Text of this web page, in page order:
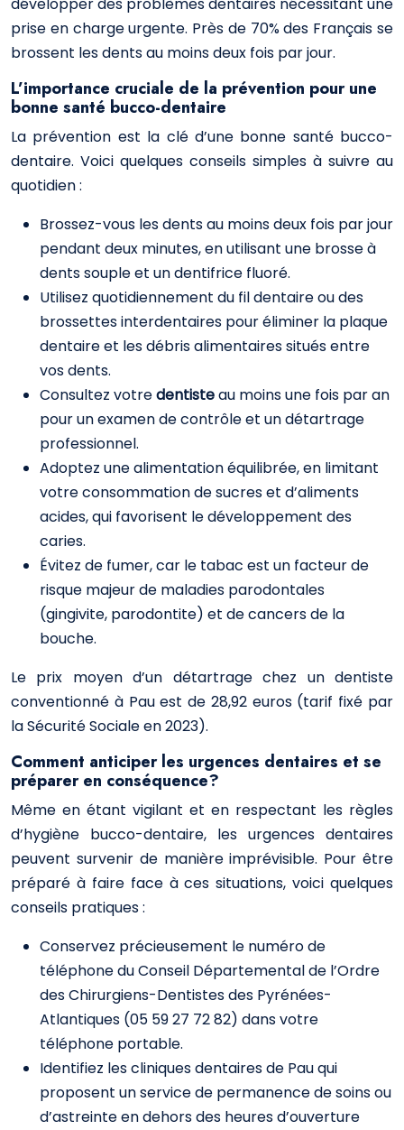
prise en charge urgente. Près de 70% des Français se
brossent les dents au moins deux fois par jour.
L’importance cruciale de la prévention pour une
bonne santé bucco-dentaire
La prévention est la clé d’une bonne santé bucco-
dentaire. Voici quelques conseils simples à suivre au
quotidien :
Brossez-vous les dents au moins deux fois par jour
pendant deux minutes, en utilisant une brosse à
dents souple et un dentifrice fluoré.
Utilisez quotidiennement du fil dentaire ou des
brossettes interdentaires pour éliminer la plaque
dentaire et les débris alimentaires situés entre
vos dents.
Consultez votredentisteau moins une fois par an
pour un examen de contrôle et un détartrage
professionnel.
Adoptez une alimentation équilibrée, en limitant
votre consommation de sucres et d’aliments
acides, qui favorisent le développement des
caries.
Évitez de fumer, car le tabac est un facteur de
risque majeur de maladies parodontales
(gingivite, parodontite) et de cancers de la
bouche.
Le prix moyen d’un détartrage chez un dentiste
conventionné à Pau est de 28,92 euros (tarif fixé par
la Sécurité Sociale en 2023).
Comment anticiper les urgences dentaires et se
préparer en conséquence?
Même en étant vigilant et en respectant les règles
d’hygiène bucco-dentaire, les urgences dentaires
peuvent survenir de manière imprévisible. Pour être
préparé à faire face à ces situations, voici quelques
conseils pratiques :
Conservez précieusement le numéro de
téléphone du Conseil Départemental de l’Ordre
des Chirurgiens-Dentistes des Pyrénées-
Atlantiques (05 59 27 72 82) dans votre
téléphone portable.
Identifiez les cliniques dentaires de Pau qui
proposent un service de permanence de soins ou
d’astreinte en dehors des heures d’ouverture